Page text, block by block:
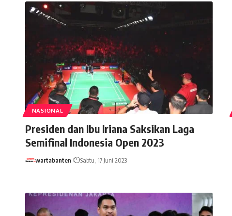
NASIONAL
Presiden dan Ibu Iriana Saksikan Laga
Semifinal Indonesia Open 2023
wartabanten Sabtu, 17 Juni 2023